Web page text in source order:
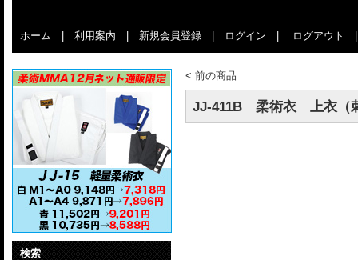
ホーム 利用案内 新規会員登録 ログイン ログアウト
検索
< 前の商品
JJ-411B 柔術衣 上衣（